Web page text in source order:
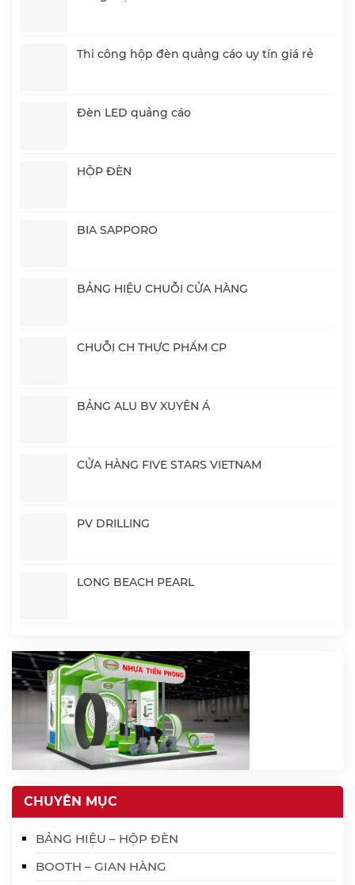
Thi công hộp đèn quảng cáo uy tín giá rẻ
Đèn LED quảng cáo
HỘP ĐÈN
BIA SAPPORO
BẢNG HIỆU CHUỖI CỬA HÀNG
CHUỖI CH THỰC PHẨM CP
BẢNG ALU BV XUYÊN Á
CỬA HÀNG FIVE STARS VIETNAM
PV DRILLING
LONG BEACH PEARL
CHUYÊN MỤC
BẢNG HIỆU – HỘP ĐÈN
BOOTH – GIAN HÀNG